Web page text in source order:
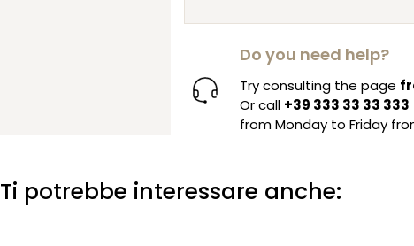
Do you need help?
Try consulting the page
Or call +39 333 33 33 333
from Monday to Friday
Ti potrebbe interessare anche: